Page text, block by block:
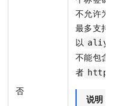
否
不允许为
最多支持
以
不能包含
者
说明